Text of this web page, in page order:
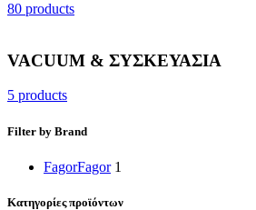
80 products
VACUUM & ΣΥΣΚΕΥΑΣΙΑ
5 products
Filter by Brand
FagorFagor 1
Κατηγορίες προϊόντων